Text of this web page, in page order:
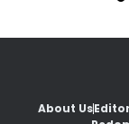
About Us